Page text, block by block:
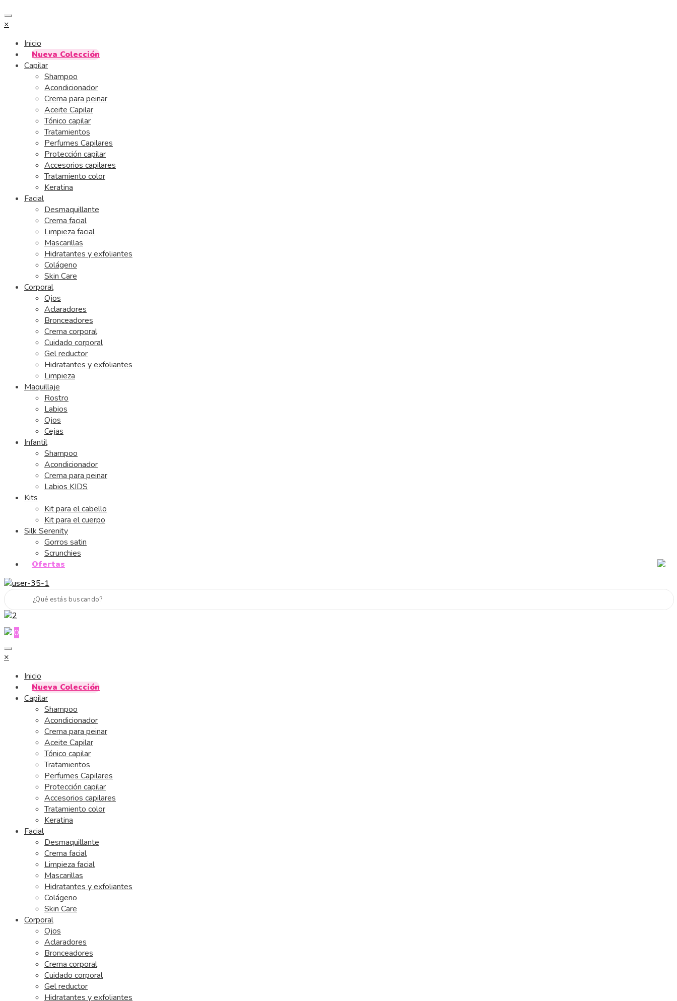
×
Inicio
Nueva Colección
Capilar
Shampoo
Acondicionador
Crema para peinar
Aceite Capilar
Tónico capilar
Tratamientos
Perfumes Capilares
Protección capilar
Accesorios capilares
Tratamiento color
Keratina
Facial
Desmaquillante
Crema facial
Limpieza facial
Mascarillas
Hidratantes y exfoliantes
Colágeno
Skin Care
Corporal
Ojos
Aclaradores
Bronceadores
Crema corporal
Cuidado corporal
Gel reductor
Hidratantes y exfoliantes
Limpieza
Maquillaje
Rostro
Labios
Ojos
Cejas
Infantil
Shampoo
Acondicionador
Crema para peinar
Labios KIDS
Kits
Kit para el cabello
Kit para el cuerpo
Silk Serenity
Gorros satin
Scrunchies
Ofertas
0
×
Inicio
Nueva Colección
Capilar
Shampoo
Acondicionador
Crema para peinar
Aceite Capilar
Tónico capilar
Tratamientos
Perfumes Capilares
Protección capilar
Accesorios capilares
Tratamiento color
Keratina
Facial
Desmaquillante
Crema facial
Limpieza facial
Mascarillas
Hidratantes y exfoliantes
Colágeno
Skin Care
Corporal
Ojos
Aclaradores
Bronceadores
Crema corporal
Cuidado corporal
Gel reductor
Hidratantes y exfoliantes